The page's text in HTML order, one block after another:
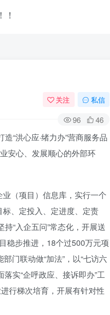
关注 私信
96 46
“洪心应·绪力办”营商服务品
安心、发展顺心的外部环
（项目）信息库，实行一个
、定投入、定进度、定责
“入企五问”常态化，开展送
稳步推进，18个过500万元项
门联动做“加法”，以“七访六
实“企呼政应、接诉即办”工
行梯次培育，开展有针对性